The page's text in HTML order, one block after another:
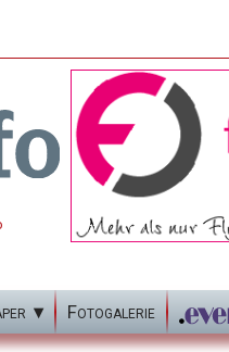
Fotogalerie